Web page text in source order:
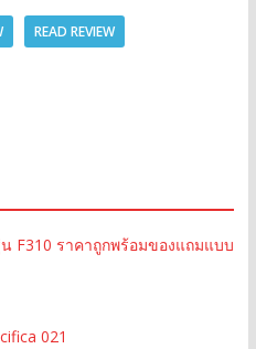
READ REVIEW
F310 ราคาถูกพร้อมของแถมแบบ
021